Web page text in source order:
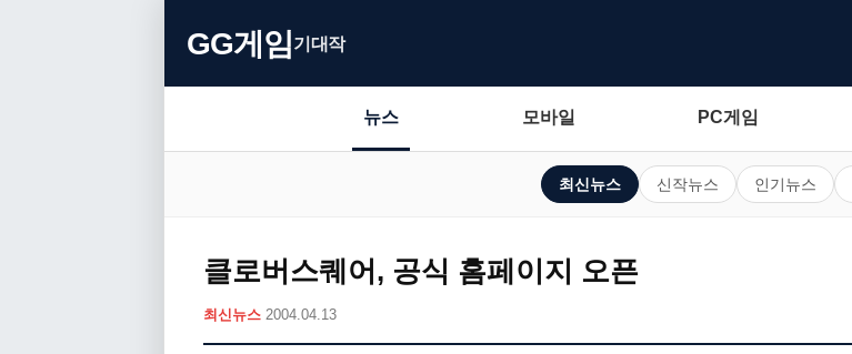
GG게임기대작
뉴스 모바일 PC게임
최신뉴스 신작뉴스 인기뉴스
클로버스퀘어, 공식 홈페이지 오픈
최신뉴스 2004.04.13